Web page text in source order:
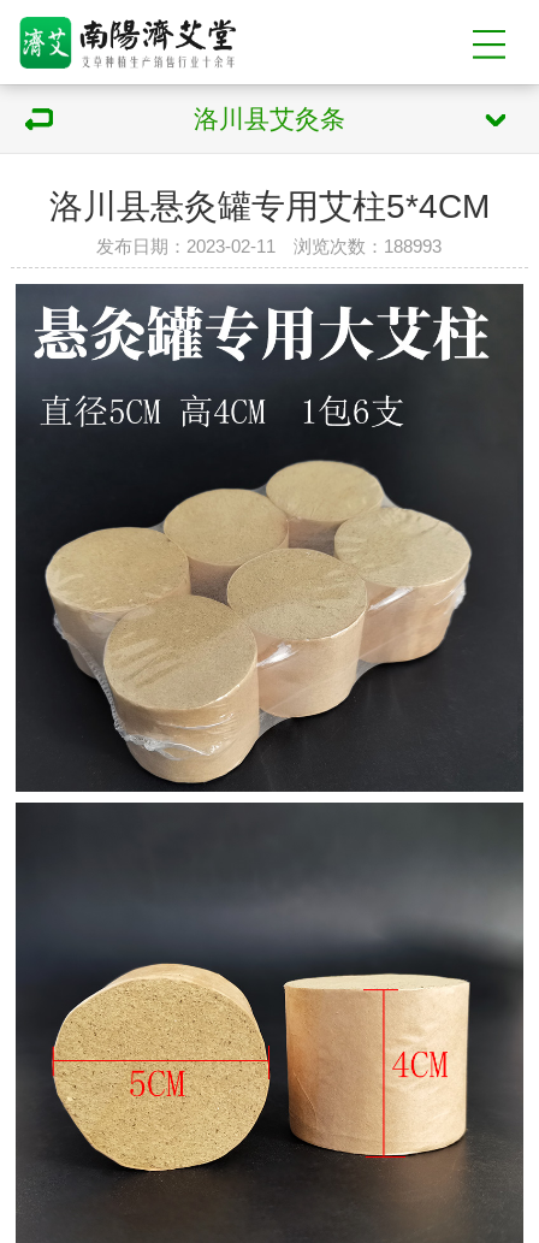
洛川县艾灸条
洛川县悬灸罐专用艾柱5*4CM
发布日期：2023-02-11 浏览次数： 188993